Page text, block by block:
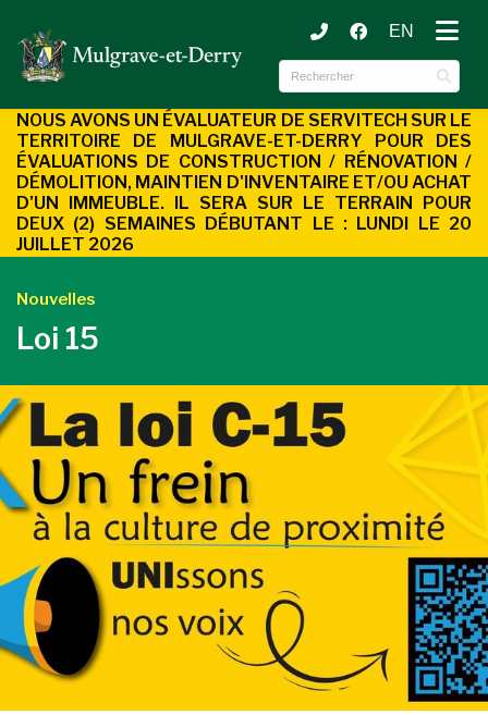
(Municipalité )
EN
NOUS AVONS UN ÉVALUATEUR DE SERVITECH SUR LE
TERRITOIRE DE MULGRAVE-ET-DERRY POUR DES
ÉVALUATIONS DE CONSTRUCTION / RÉNOVATION /
DÉMOLITION, MAINTIEN D'INVENTAIRE ET/OU ACHAT
D'UN
IMMEUBLE. IL SERA SUR LE TERRAIN POUR
DEUX (2) SEMAINES DÉBUTANT LE : LUNDI LE 20
JUILLET 2026
Nouvelles
Loi 15